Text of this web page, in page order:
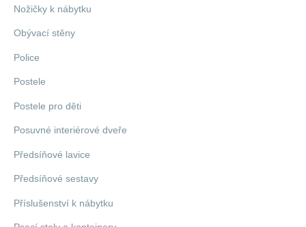
Nožičky k nábytku
Obývací stěny
Police
Postele
Postele pro děti
Posuvné interiérové dveře
Předsíňové lavice
Předsíňové sestavy
Příslušenství k nábytku